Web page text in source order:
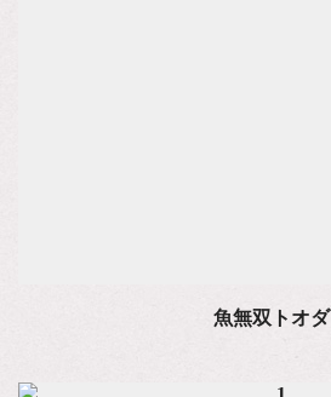
魚無双トオダ